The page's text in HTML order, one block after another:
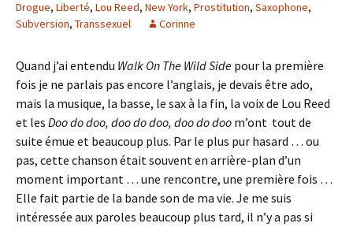
Drogue, Liberté, Lou Reed, New York, Prostitution, Saxophone,
Subversion, Transsexuel Corinne
Quand j’ai entendu Walk On The Wild Side pour la première
fois je ne parlais pas encore l’anglais, je devais être ado,
mais la musique, la basse, le sax à la fin, la voix de Lou Reed
et les Doo do doo, doo do doo, doo do doo m’ont tout de
suite émue et beaucoup plus. Par le plus pur hasard … ou
pas, cette chanson était souvent en arrière-plan d’un
moment important … une rencontre, une première fois …
Elle fait partie de la bande son de ma vie. Je me suis
intéressée aux paroles beaucoup plus tard, il n’y a pas si